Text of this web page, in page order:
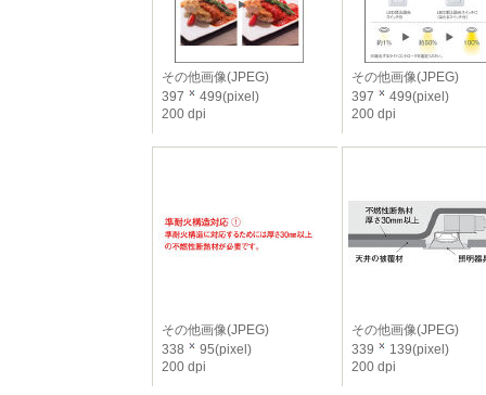
その他画像(JPEG)
397
499(pixel)
200 dpi
その他画像(JPEG)
397
499(pixel)
200 dpi
その他画像(JPEG)
338
95(pixel)
200 dpi
その他画像(JPEG)
339
139(pixel)
200 dpi